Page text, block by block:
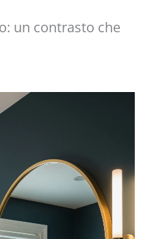
un contrasto che